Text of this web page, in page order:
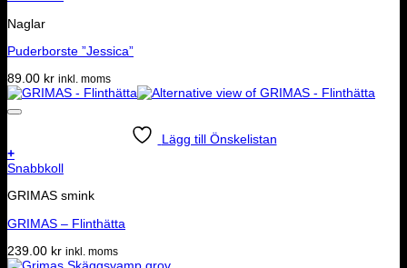
Naglar
Puderborste ”Jessica”
89.00 kr inkl. moms
Lägg till Önskelistan
+
Snabbkoll
GRIMAS smink
GRIMAS – Flinthätta
239.00 kr inkl. moms